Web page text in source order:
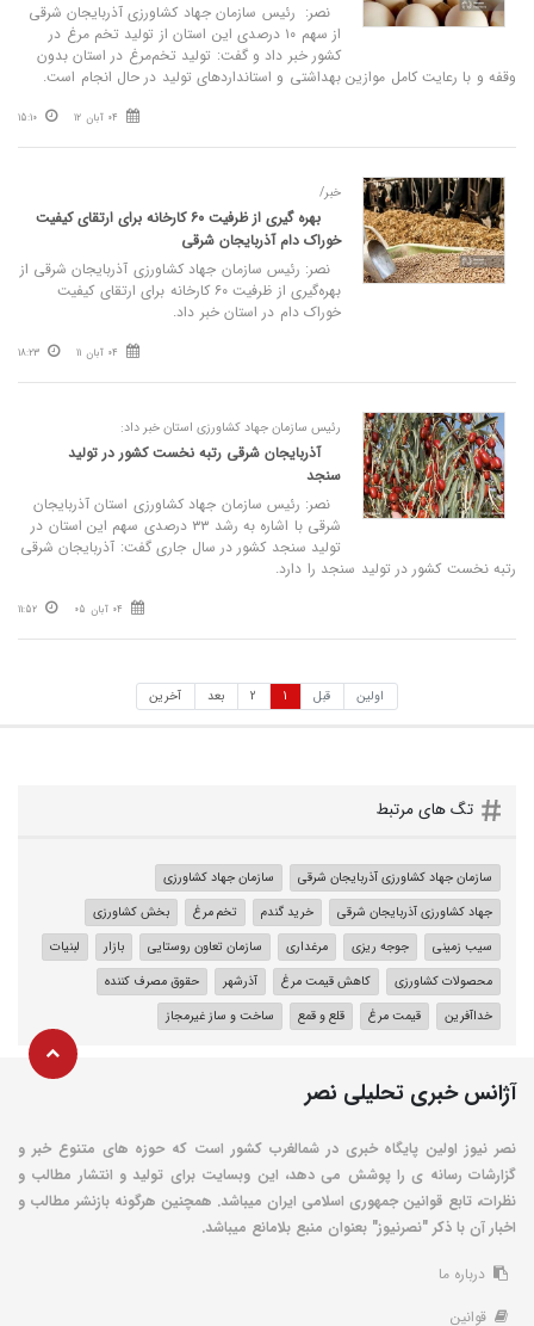
نصر: رئیس سازمان جهاد کشاورزی آذربایجان شرقی
از سهم ۱۰ درصدی این استان از تولید تخم مرغ در
کشور خبر داد و گفت: تولید تخم‌مرغ در استان بدون
وقفه و با رعایت کامل موازین بهداشتی و استانداردهای تولید در حال انجام است.
04 آبان 12 15:10
خبر/
بهره‌ گیری از ظرفیت ۶۰ کارخانه برای ارتقای کیفیت
خوراک دام آذربایجان شرقی
نصر: رئیس سازمان جهاد کشاورزی آذربایجان شرقی از
بهره‌گیری از ظرفیت ۶۰ کارخانه برای ارتقای کیفیت
خوراک دام در استان خبر داد.
04 آبان 11 18:23
رئیس سازمان جهاد کشاورزی استان خبر داد:
آذربایجان شرقی رتبه نخست کشور در تولید
سنجد
نصر: رئیس سازمان جهاد کشاورزی استان آذربایجان
شرقی با اشاره به رشد ۳۳ درصدی سهم این استان در
تولید سنجد کشور در سال جاری گفت: آذربایجان شرقی
رتبه نخست کشور در تولید سنجد را دارد.
04 آبان 05 11:52
اولین قبل 1
2 بعد آخرین
تگ های مرتبط
سازمان جهاد کشاورزی آذربایجان شرقی
سازمان جهاد کشاورزی
جهاد کشاورزی آذربایجان شرقی
خرید گندم تخم مرغ
بخش کشاورزی
سیب زمینی
جوجه ریزی مرغداری سازمان تعاون روستایی بازار
لبنیات
محصولات کشاورزی
کاهش قیمت مرغ آذرشهر
حقوق مصرف کننده
خداآفرین
قیمت مرغ قلع و قمع ساخت و ساز غیرمجاز
آژانس خبری تحلیلی نصر
نصر نیوز اولین پایگاه خبری در شمالغرب کشور است که حوزه های متنوع خبر و
گزارشات رسانه ی را پوشش می دهد، این وبسایت برای تولید و انتشار مطالب و
نظرات، تابع قوانین جمهوری اسلامی ایران میباشد. همچنین هرگونه بازنشر مطالب و
اخبار آن با ذکر "نصرنیوز" بعنوان منبع بلامانع میباشد.
درباره ما
قوانین